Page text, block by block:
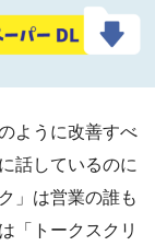
ように改善すべ
話しているのに
」は営業の誰も
「トークスクリ